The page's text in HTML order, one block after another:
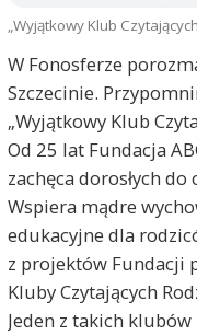
„Wyjątkowy Klub
W Fonosferze
Szczecinie.
„Wyjątkowy Klub
Od 25 lat Fundacja
zachęca dorosłych
Wspiera mądre
edukacyjne dla
z projektów Fundacji
Kluby Czytających
Jeden z takich